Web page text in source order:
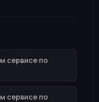
сервисе по
сервисе по